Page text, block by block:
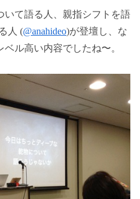
いて語る人、親指シフトを語
人 (@anahideo)が登壇し、な
ル高い内容でしたね〜。